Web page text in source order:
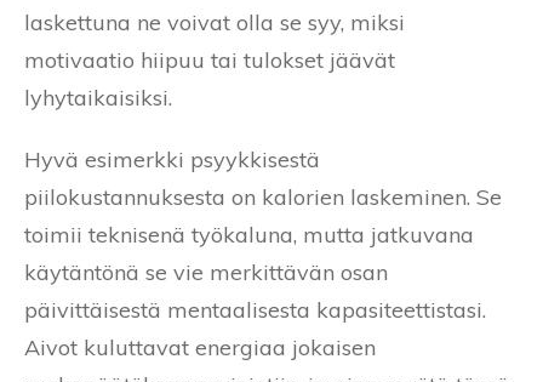
laskettuna ne voivat olla se syy, miksi
motivaatio hiipuu tai tulokset jäävät
lyhytaikaisiksi.
Hyvä esimerkki psyykkisestä
piilokustannuksesta on kalorien laskeminen. Se
toimii teknisenä työkaluna, mutta jatkuvana
käytäntönä se vie merkittävän osan
päivittäisestä mentaalisesta kapasiteettistasi.
Aivot kuluttavat energiaa jokaisen